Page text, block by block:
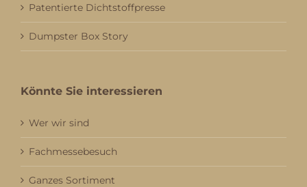
Patentierte Dichtstoffpresse
Dumpster Box Story
Könnte Sie interessieren
Wer wir sind
Fachmessebesuch
Ganzes Sortiment